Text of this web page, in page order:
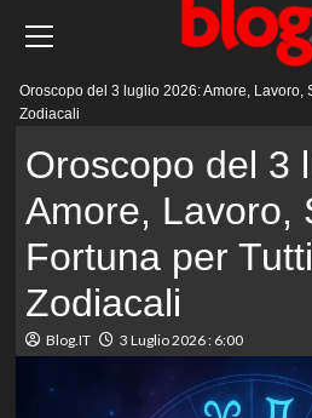
principale
Oroscopo del 3 luglio 2026: Amore, Lavoro,
Zodiacali
Oroscopo del 3
Amore, Lavoro,
Fortuna per
Zodiacali
Blog.IT 3 Luglio 2026 : 6:00